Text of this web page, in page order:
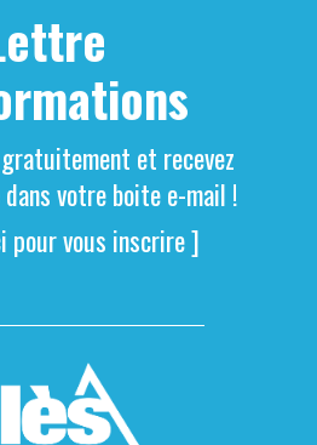
et recevez
votre boite e-mail !
pour vous inscrire ]